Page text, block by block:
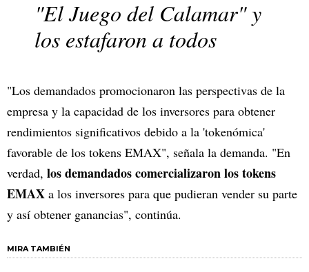
"El Juego del Calamar" y
los estafaron a todos
"Los demandados promocionaron las perspectivas de la
empresa y la capacidad de los inversores para obtener
rendimientos significativos debido a la 'tokenómica'
favorable de los tokens EMAX", señala la demanda. "En
verdad, los demandados comercializaron los tokens
EMAX a los inversores para que pudieran vender su parte
y así obtener ganancias", continúa.
MIRA TAMBIÉN